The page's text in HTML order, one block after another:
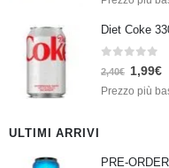
Diet Coke
Su 5
2,40€ 1,99€
Prezzo più
ULTIMI ARRIVI